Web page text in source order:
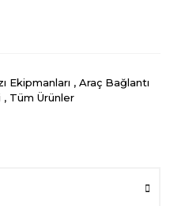
Ekipmanları ,Araç Bağlantı
, Tüm Ürünler